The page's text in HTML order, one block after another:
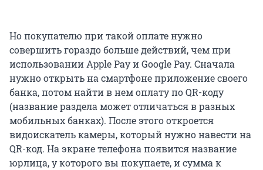
Но покупателю при такой оплате нужно
совершить гораздо больше действий, чем при
использовании Apple Pay и Google Pay. Сначала
нужно открыть на смартфоне приложение своего
банка, потом найти в нем оплату по QR-коду
(название раздела может отличаться в разных
мобильных банках). После этого откроется
видоискатель камеры, который нужно навести на
QR-код. На экране телефона появится название
юрлица, у которого вы покупаете, и сумма к